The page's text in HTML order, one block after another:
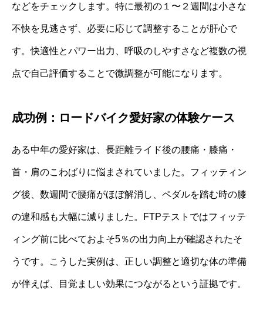
などをチェックします。特に最初の１〜２週間は小さな
不快を見逃さず、必要に応じて調整することが肝心で
す。快適性とパワー出力、呼吸のしやすさなど複数の視
点で自己評価することで微調整が可能になります。
成功例：ロードバイク愛好家の体験ケース
ある中年の愛好家は、長距離ライド後の腰痛・膝痛・
首・肩のこわばりに悩まされていました。フィッティン
グ後、数週間で腰痛がほぼ解消し、ペダルを踏む時の膝
の違和感も大幅に減りました。FTPテストではフィッテ
ィング前に比べておよそ5％の出力向上が確認されたそ
うです。こうした実例は、正しい調整と適切な体の準備
が伴えば、目覚ましい効果につながるという証拠です。